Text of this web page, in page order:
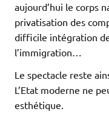
aujourd’hui le corps
privatisation des
difficile intégration
l’immigration…
Le spectacle reste
L’Etat moderne ne
esthétique.